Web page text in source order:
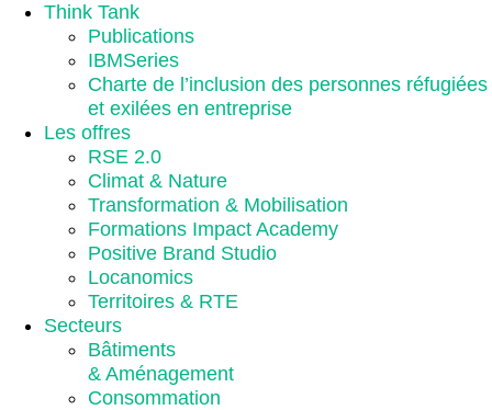
Think Tank
Publications
IBMSeries
Charte de l’inclusion des personnes réfugiées
et exilées en entreprise
Les offres
RSE 2.0
Climat & Nature
Transformation & Mobilisation
Formations Impact Academy
Positive Brand Studio
Locanomics
Territoires & RTE
Secteurs
Bâtiments
& Aménagement
Consommation